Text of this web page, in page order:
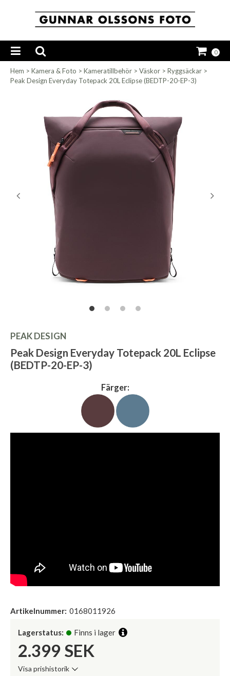
0
Hem > Kamera & Foto > Kameratillbehör > Väskor > Ryggsäckar >
Peak Design Everyday Totepack 20L Eclipse (BEDTP-20-EP-3)
PEAK DESIGN
Peak Design Everyday Totepack 20L Eclipse
(BEDTP-20-EP-3)
Färger:
Artikelnummer: 0168011926
Lagerstatus: Finns i lager
2.399 SEK
Visa prishistorik